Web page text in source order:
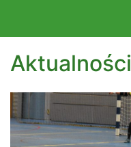
Aktualności